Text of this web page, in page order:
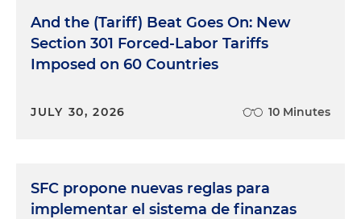
And the (Tariff) Beat Goes On: New
Section 301 Forced-Labor Tariffs
Imposed on 60 Countries
JULY 30, 2026 10 Minutes
SFC propone nuevas reglas para
implementar el sistema de finanzas